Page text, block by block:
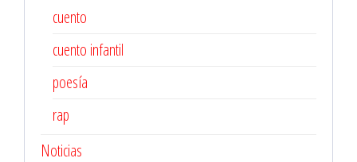
cuento
cuento infantil
poesía
rap
Noticias